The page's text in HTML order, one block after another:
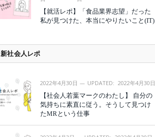
【就活レポ】「食品業界志望」だった
私が見つけた、本当にやりたいこと(IT)
新社会人レポ
2022年4月30日 UPDATED: 2022年4月30日
【社会人若葉マークのわたし】 自分の
気持ちに素直に従う。そうして見つけ
たMRという仕事